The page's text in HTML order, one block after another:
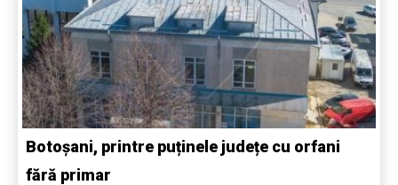
Botoșani, printre puținele județe cu orfani
fără primar